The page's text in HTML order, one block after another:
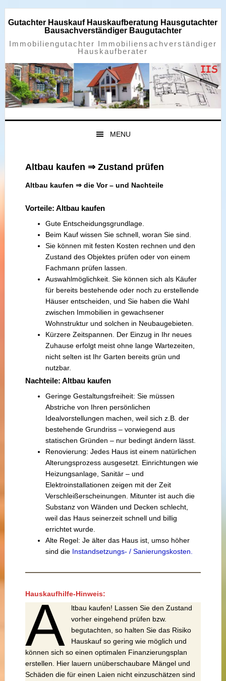
springen
springen
springen
springen
Gutachter Hauskauf Hauskaufberatung Hausgutachter
Bausachverständiger Baugutachter
Immobiliengutachter Immobiliensachverständiger
Hauskaufberater
MENU
Altbau kaufen ⇒ Zustand prüfen
Altbau kaufen ⇒ die Vor – und Nachteile
Vorteile: Altbau kaufen
Gute Entscheidungsgrundlage.
Beim Kauf wissen Sie schnell, woran Sie sind.
Sie können mit festen Kosten rechnen und den
Zustand des Objektes prüfen oder von einem
Fachmann prüfen lassen.
Auswahlmöglichkeit. Sie können sich als Käufer
für bereits bestehende oder noch zu erstellende
Häuser entscheiden, und Sie haben die Wahl
zwischen Immobilien in gewachsener
Wohnstruktur und solchen in Neubaugebieten.
Kürzere Zeitspannen. Der Einzug in Ihr neues
Zuhause erfolgt meist ohne lange Wartezeiten,
nicht selten ist Ihr Garten bereits grün und
nutzbar.
Nachteile: Altbau kaufen
Geringe Gestaltungsfreiheit: Sie müssen
Abstriche von Ihren persönlichen
Idealvorstellungen machen, weil sich z.B. der
bestehende Grundriss – vorwiegend aus
statischen Gründen – nur bedingt ändern lässt.
Renovierung: Jedes Haus ist einem natürlichen
Alterungsprozess ausgesetzt. Einrichtungen wie
Heizungsanlage, Sanitär – und
Elektroinstallationen zeigen mit der Zeit
Verschleißerscheinungen. Mitunter ist auch die
Substanz von Wänden und Decken schlecht,
weil das Haus seinerzeit schnell und billig
errichtet wurde.
Alte Regel: Je älter das Haus ist, umso höher
sind die Instandsetzungs- / Sanierungskosten.
Hauskaufhilfe-Hinweis:
A
ltbau kaufen! Lassen Sie den Zustand
vorher eingehend prüfen bzw.
begutachten, so halten Sie das Risiko
Hauskauf so gering wie möglich und
können sich so einen optimalen Finanzierungsplan
erstellen. Hier lauern unüberschaubare Mängel und
Schäden die für einen Laien nicht einzuschätzen sind